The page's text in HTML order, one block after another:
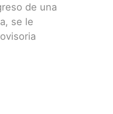
de una
se le